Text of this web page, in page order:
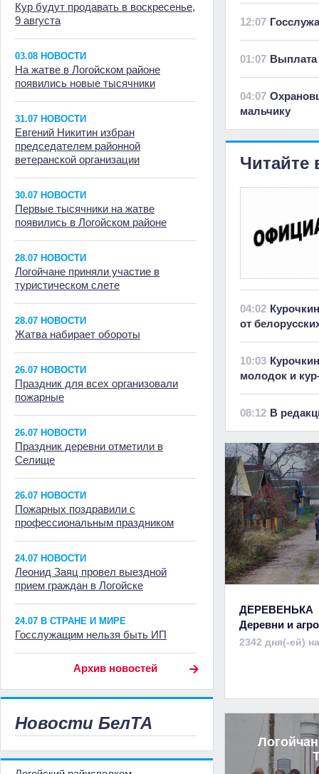
Кур будут продавать в воскресенье,
9 августа
03.08 НОВОСТИ
На жатве в Логойском районе
появились новые тысячники
31.07 НОВОСТИ
Евгений Никитин избран
председателем районной
ветеранской организации
30.07 НОВОСТИ
Первые тысячники на жатве
появились в Логойском районе
28.07 НОВОСТИ
Логойчане приняли участие в
туристическом слете
28.07 НОВОСТИ
Жатва набирает обороты
26.07 НОВОСТИ
Праздник для всех организовали
пожарные
26.07 НОВОСТИ
Праздник деревни отметили в
Селище
26.07 НОВОСТИ
Пожарных поздравили с
профессиональным праздником
24.07 НОВОСТИ
Леонид Заяц провел выездной
прием граждан в Логойске
24.07 В СТРАНЕ И МИРЕ
Госслужащим нельзя быть ИП
Архив новостей
Новости БелТА
12:07
01:07 Выплата
04:07
мальчику
Читайте
04:02
от
10:03
молодок и
08:12 В
ДЕРЕВЕНЬКА
Деревни и
2342 дня(-ей)